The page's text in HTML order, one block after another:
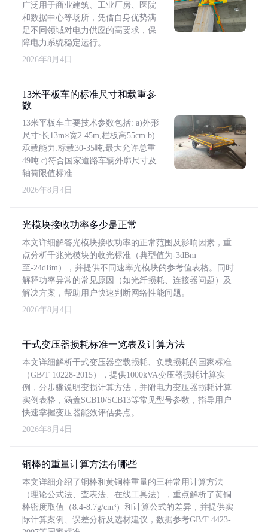
广泛用于商业建筑、工业厂房、医院
和数据中心等场所，凭借自身优势满
足不同领域对电力供应的高要求，保
障电力系统稳定运行。
2026年8月4日
13米平板车的标准尺寸和载重参
数
13米平板车主要技术参数包括: a)外形
尺寸:长13m×宽2.45m,栏板高55cm b)
承载能力:标载30-35吨,最大允许总重
49吨 c)符合国家道路车辆外廓尺寸及
轴荷限值标准
2026年8月4日
光模块接收功率多少是正常
本文详细解答光模块接收功率的正常范围及影响因素，重
点分析千兆光模块的收光标准（典型值为-3dBm
至-24dBm），并提供不同速率光模块的参考值表格。同时
解释功率异常的常见原因（如光纤损耗、连接器问题）及
解决方案，帮助用户快速判断网络性能问题。
2026年8月4日
干式变压器损耗标准一览表及计算方法
本文详细解析干式变压器空载损耗、负载损耗的国家标准
（GB/T 10228-2015），提供1000kVA变压器损耗计算实
例，分步骤说明变损计算方法，并附电力变压器损耗计算
实例表格，涵盖SCB10/SCB13等常见型号参数，指导用户
快速掌握变压器能效评估要点。
2026年8月4日
铜棒的重量计算方法有哪些
本文详细介绍了铜棒和黄铜棒重量的三种常用计算方法
（理论公式法、查表法、在线工具法），重点解析了黄铜
棒密度取值（8.4-8.7g/cm³）和计算公式的差异，并提供实
际计算案例、误差分析及选材建议，数据参考GB/T 4423-